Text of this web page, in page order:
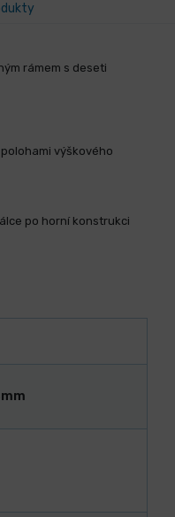
rámem s deseti
výškového
po horní konstrukci